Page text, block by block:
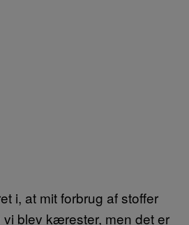
i, at mit forbrug af stoffer
vi blev kærester, men det er